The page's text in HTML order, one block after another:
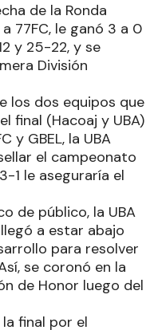
de la Ronda
77FC, le ganó 3 a 0
y 25-22, y se
División
los dos equipos que
final (Hacoaj y UBA)
y GBEL, la UBA
el campeonato
1 le aseguraría el
de público, la UBA
a estar abajo
para resolver
se coronó en la
de Honor luego del
final por el